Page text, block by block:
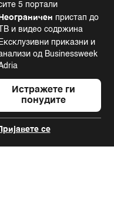
5 портали
Неограничен пристап до
ТВ и видео содржина
Ексклузивни приказни и
од Businessweek
Истражете ги
понудите
се
BLOOMBERG and the
and service marks of
displayed with permission
SA Property